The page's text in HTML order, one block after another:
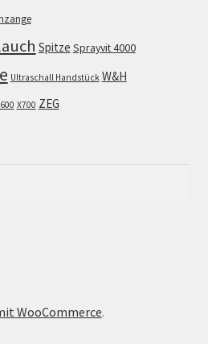
Spitze Sprayvit 4000
Ultraschall Handstück W&H
X700 ZEG
WooCommerce.